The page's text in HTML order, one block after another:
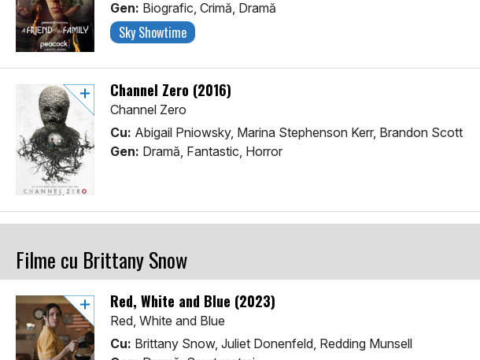
Gen: Biografic, Crimă, Dramă
Sky Showtime
Channel Zero (2016)
Channel Zero
Cu: Abigail Pniowsky, Marina Stephenson Kerr, Brandon Scott
Gen: Dramă, Fantastic, Horror
Filme cu Brittany Snow
Red, White and Blue (2023)
Red, White and Blue
Cu: Brittany Snow, Juliet Donenfeld, Redding Munsell